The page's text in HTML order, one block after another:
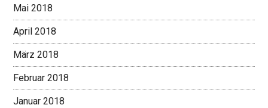
Mai 2018
April 2018
März 2018
Februar 2018
Januar 2018